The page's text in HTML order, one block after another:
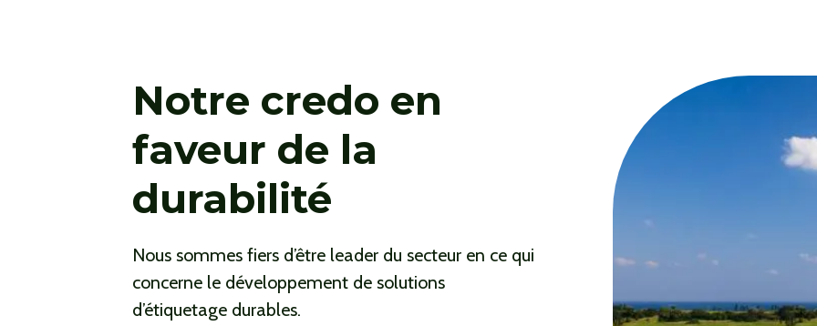
Notre credo en
faveur de la
durabilité
Nous sommes fiers d’être leader du secteur en ce qui
concerne le développement de solutions
d’étiquetage durables.